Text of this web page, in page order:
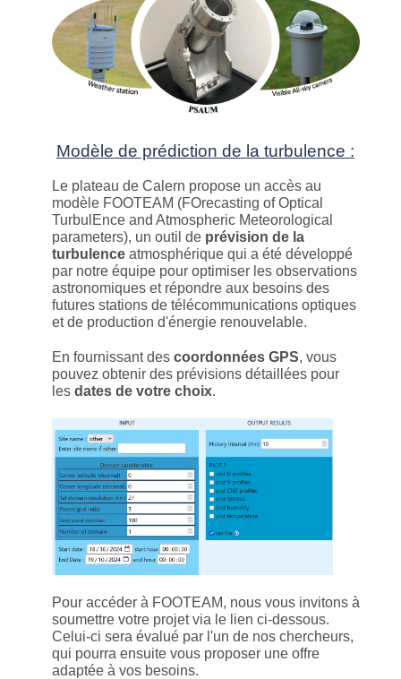
Modèle de prédiction de la turbulence :
Le plateau de Calern propose un accès au
modèle FOOTEAM (FOrecasting of Optical
TurbulEnce and Atmospheric Meteorological
parameters), un outil de prévision de la
turbulence atmosphérique qui a été développé
par notre équipe pour optimiser les observations
astronomiques et répondre aux besoins des
futures stations de télécommunications optiques
et de production d'énergie renouvelable.
En fournissant des coordonnées GPS, vous
pouvez obtenir des prévisions détaillées pour
les dates de votre choix.
Pour accéder à FOOTEAM, nous vous invitons à
soumettre votre projet via le lien ci-dessous.
Celui-ci sera évalué par l'un de nos chercheurs,
qui pourra ensuite vous proposer une offre
adaptée à vos besoins.